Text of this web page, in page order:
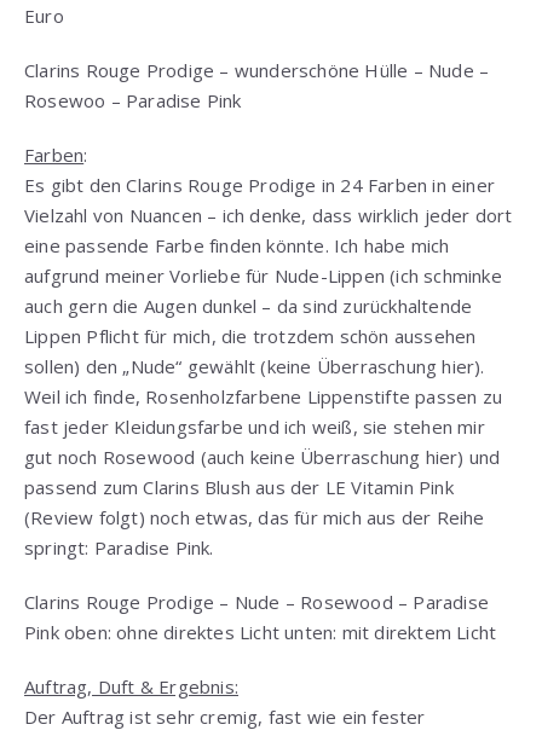
Euro
Clarins Rouge Prodige – wunderschöne Hülle – Nude –
Rosewoo – Paradise Pink
Farben:
Es gibt den Clarins Rouge Prodige in 24 Farben in einer
Vielzahl von Nuancen – ich denke, dass wirklich jeder dort
eine passende Farbe finden könnte. Ich habe mich
aufgrund meiner Vorliebe für Nude-Lippen (ich schminke
auch gern die Augen dunkel – da sind zurückhaltende
Lippen Pflicht für mich, die trotzdem schön aussehen
sollen) den „Nude“ gewählt (keine Überraschung hier).
Weil ich finde, Rosenholzfarbene Lippenstifte passen zu
fast jeder Kleidungsfarbe und ich weiß, sie stehen mir
gut noch Rosewood (auch keine Überraschung hier) und
passend zum Clarins Blush aus der LE Vitamin Pink
(Review folgt) noch etwas, das für mich aus der Reihe
springt: Paradise Pink.
Clarins Rouge Prodige – Nude – Rosewood – Paradise
Pink oben: ohne direktes Licht unten: mit direktem Licht
Auftrag, Duft & Ergebnis:
Der Auftrag ist sehr cremig, fast wie ein fester